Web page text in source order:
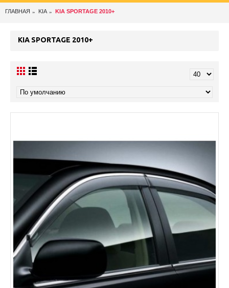
ГЛАВНАЯ KIA KIA SPORTAGE 2010+
KIA SPORTAGE 2010+